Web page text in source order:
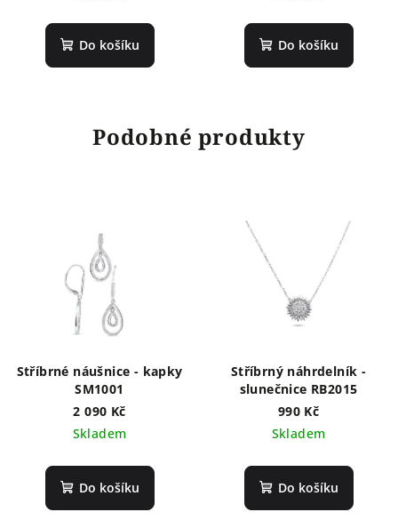
Do košíku Do košíku
Podobné produkty
Stříbrné náušnice - kapky
SM1001
2 090 Kč
Skladem
Do košíku
Stříbrný náhrdelník -
slunečnice RB2015
990 Kč
Skladem
Do košíku